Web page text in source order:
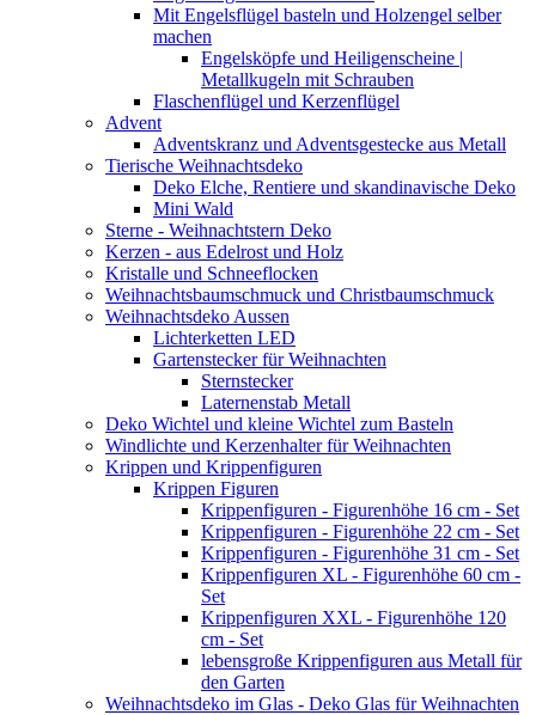
Mit Engelsflügel basteln und Holzengel selber
machen
Engelsköpfe und Heiligenscheine |
Metallkugeln mit Schrauben
Flaschenflügel und Kerzenflügel
Advent
Adventskranz und Adventsgestecke aus Metall
Tierische Weihnachtsdeko
Deko Elche, Rentiere und skandinavische Deko
Mini Wald
Sterne - Weihnachtstern Deko
Kerzen - aus Edelrost und Holz
Kristalle und Schneeflocken
Weihnachtsbaumschmuck und Christbaumschmuck
Weihnachtsdeko Aussen
Lichterketten LED
Gartenstecker für Weihnachten
Sternstecker
Laternenstab Metall
Deko Wichtel und kleine Wichtel zum Basteln
Windlichte und Kerzenhalter für Weihnachten
Krippen und Krippenfiguren
Krippen Figuren
Krippenfiguren - Figurenhöhe 16 cm - Set
Krippenfiguren - Figurenhöhe 22 cm - Set
Krippenfiguren - Figurenhöhe 31 cm - Set
Krippenfiguren XL - Figurenhöhe 60 cm -
Set
Krippenfiguren XXL - Figurenhöhe 120
cm - Set
lebensgroße Krippenfiguren aus Metall für
den Garten
Weihnachtsdeko im Glas - Deko Glas für Weihnachten